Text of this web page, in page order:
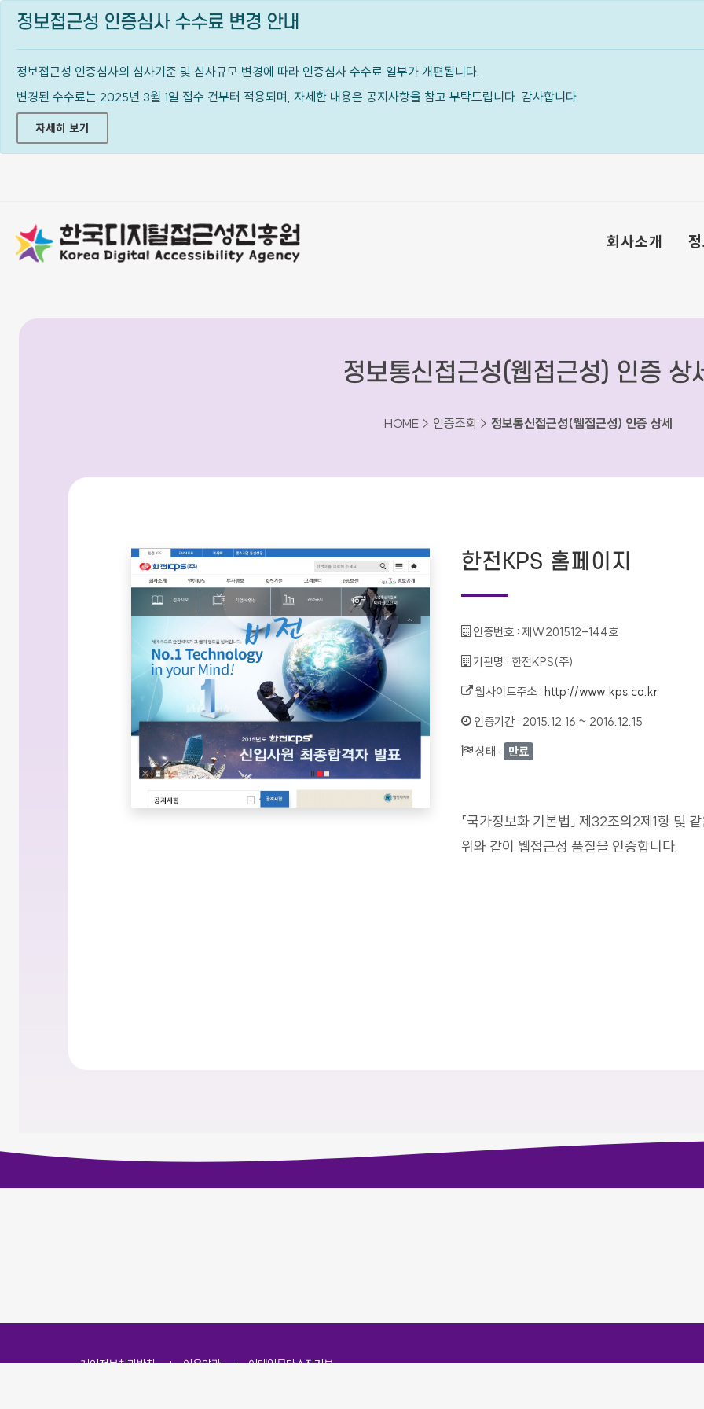
정보접근성 인증심사 수수료 변경 안내
정보접근성 인증심사의 심사기준 및 심사규모 변경에 따라 인증심사 수수료 일부가 개편됩니다.
변경된 수수료는 2025년 3월 1일 접수 건부터 적용되며, 자세한 내용은 공지사항을 참고 부탁드립니다. 감사합니다.
자세히 보기
회사소개
정보통신접근성(웹접근성) 인증 상
HOME > 인증조회 > 정보통신접근성(웹접근성) 인증 상세
한전KPS 홈페이지
인증번호 :제W201512-144호
기관명 : 한전KPS(주)
웹사이트주소 :http://www.kps.co.kr
인증기간 : 2015.12.16 ~ 2016.12.15
상태 : 만료
「국가정보화 기본법」 제32조의2제1항 및
위와 같이 웹접근성 품질을 인증합니다.
개인정보처리방침 이용약관 이메일무단수집거부